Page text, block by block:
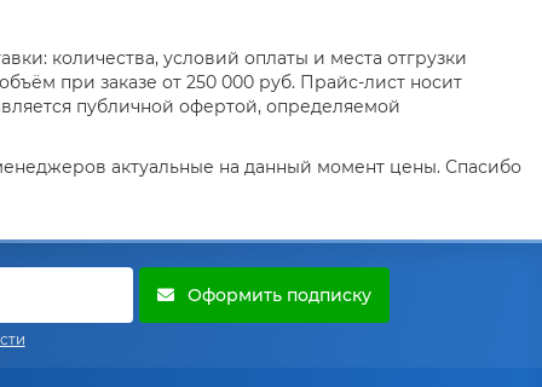
количества, условий оплаты и места отгрузки
при заказе от 250 000 руб. Прайс-лист носит
публичной офертой, определяемой
актуальные на данный момент цены. Спасибо
Оформить подписку